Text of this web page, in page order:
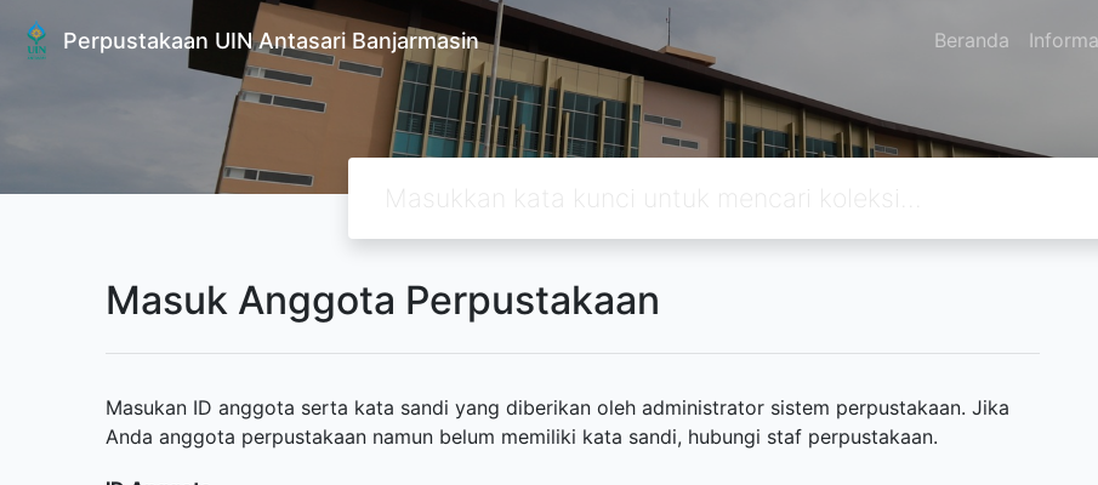
Perpustakaan UIN Antasari Banjarmasin Beranda
Masuk Anggota Perpustakaan
Masukan ID anggota serta kata sandi yang diberikan oleh administrator sistem perpustakaan. Jika
Anda anggota perpustakaan namun belum memiliki kata sandi, hubungi staf perpustakaan.